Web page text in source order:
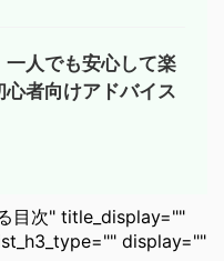
一人でも安心して楽
心者向けアドバイス
目次" title_display=""
display=""